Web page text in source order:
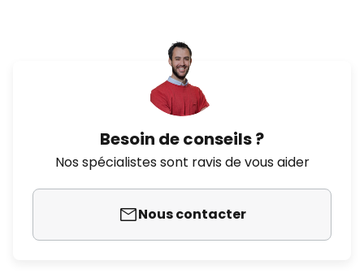
Besoin de conseils ?
Nos spécialistes sont ravis de vous aider
Nous contacter